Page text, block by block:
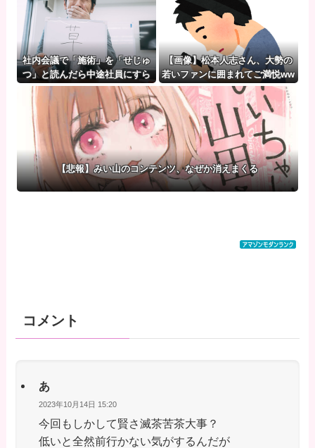
社内会議で「施術」を「せじゅ
つ」と読んだら中途社員にすら
笑われたｗｗｗｗｗｗ
【画像】松本人志さん、大勢の
若いファンに囲まれてご満悦ww
wwwwwwwwwwww
【悲報】みい山のコンテンツ、なぜか消えまくる
コメント
あ
2023年10月14日 15:20
今回もしかして賢さ滅茶苦茶大事？
低いと全然前行かない気がするんだが